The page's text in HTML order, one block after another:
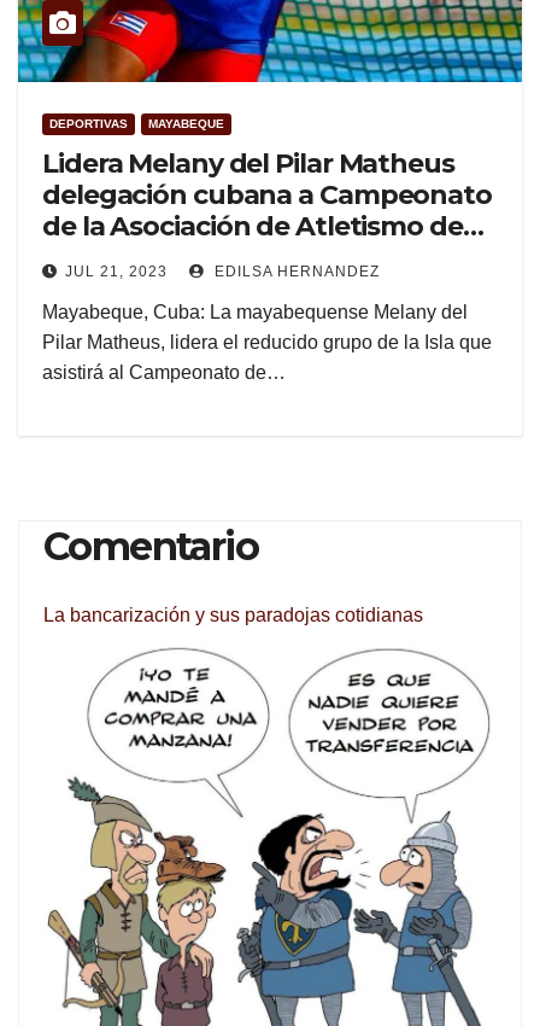
DEPORTIVAS MAYABEQUE
Lidera Melany del Pilar Matheus
delegación cubana a Campeonato
de la Asociación de Atletismo de
Norteamérica, Centroamérica y el
Caribe
JUL 21, 2023 EDILSA HERNANDEZ
Mayabeque, Cuba: La mayabequense Melany del
Pilar Matheus, lidera el reducido grupo de la Isla que
asistirá al Campeonato de…
Comentario
La bancarización y sus paradojas cotidianas